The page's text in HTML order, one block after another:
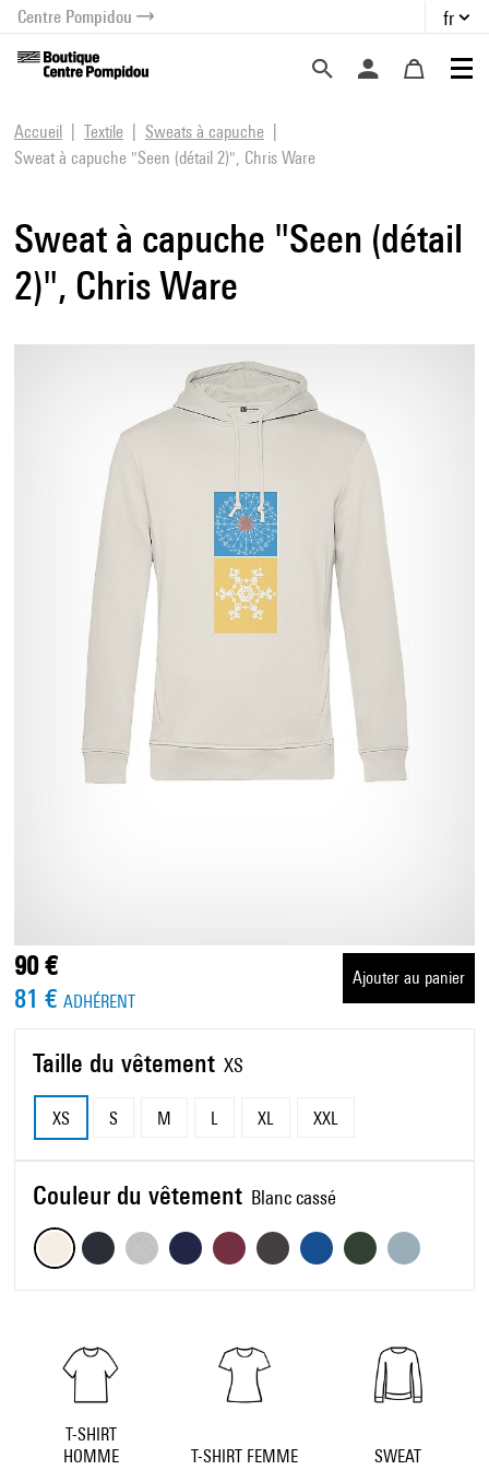
menu
contenu
Centre Pompidou fr
Accueil Textile
Sweats à capuche
Sweat à capuche "Seen (détail 2)", Chris Ware
Sweat à capuche "Seen (détail
2)", Chris Ware
Couleur du vêtement Blanc cassé
Taille du vêtement XS
XS S M L XL XXL
90 €
81 € ADHÉRENT
Ajouter au panier
T-SHIRT
HOMME
T-SHIRT FEMME SWEAT